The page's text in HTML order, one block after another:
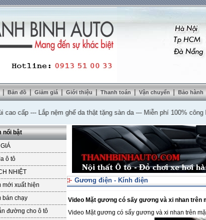
| Bản đồ | Giảm giá | Giới thiệu | Thanh toán | Vận chuyển | Bảo hành
---Lắp nệm ghế da thật tặng sàn da--- Miễn phí 100% công lắp đặt
nổi bật
ô tô
NHIỆT
mới xuất hiện
bán chạy
đường cho ô tô
Gương điện - Kính điện
Video Mặt gương có sấy gương và xi nhan trên
Video Mặt gương có sấy gương và xi nhan trên